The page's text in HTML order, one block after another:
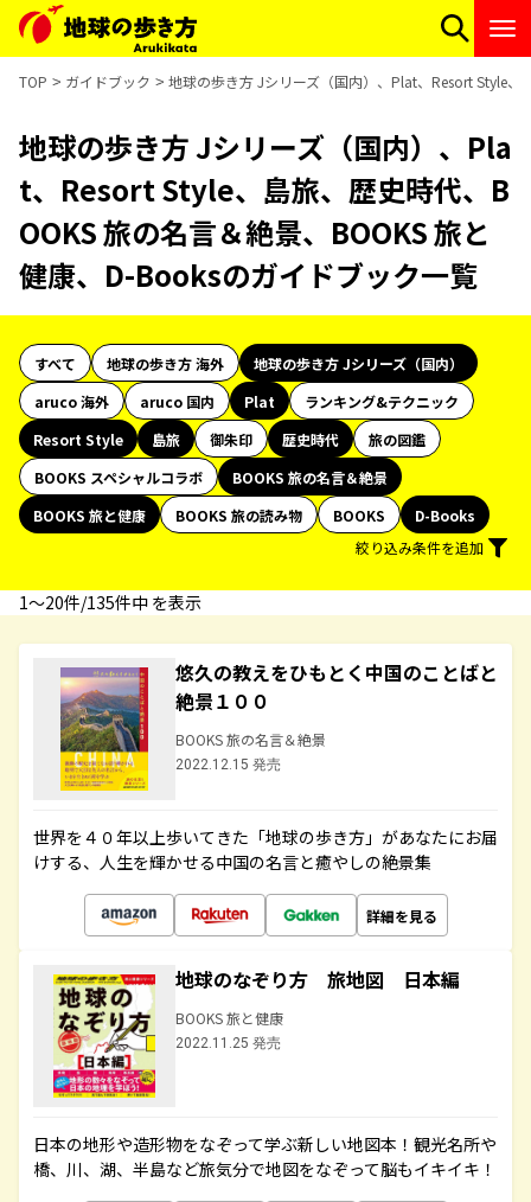
TOP ガイドブック 地球の歩き方 Jシリーズ（国内）、Plat、Resort Style
地球の歩き方 Jシリーズ（国内）、Pla
t、Resort Style、島旅、歴史時代、B
OOKS 旅の名言＆絶景、BOOKS 旅と
健康、D-Booksのガイドブック一覧
すべて 地球の歩き方 海外
地球の歩き方 Jシリーズ（国内）
aruco 海外
aruco 国内 Plat
ランキング&テクニック
Resort Style
島旅 御朱印 歴史時代
旅の図鑑
BOOKS スペシャルコラボ
BOOKS 旅の名言＆絶景
BOOKS 旅と健康
BOOKS 旅の読み物 BOOKS
D-Books
絞り込み条件を追加
1〜20件/135件中 を表示
悠久の教えをひもとく中国のことばと
絶景１００
BOOKS 旅の名言＆絶景
2022.12.15 発売
世界を４０年以上歩いてきた「地球の歩き方」があなたにお届
けする、人生を輝かせる中国の名言と癒やしの絶景集
詳細を見る
地球のなぞり方 旅地図 日本編
BOOKS 旅と健康
2022.11.25 発売
日本の地形や造形物をなぞって学ぶ新しい地図本！観光名所や
橋、川、湖、半島など旅気分で地図をなぞって脳もイキイキ！